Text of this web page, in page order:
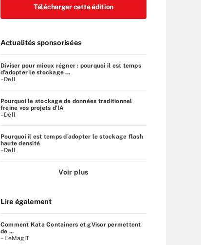
Télécharger cette édition
Actualités sponsorisées
Diviser pour mieux régner : pourquoi il est temps
d’adopter le stockage ...
–Dell
Pourquoi le stockage de données traditionnel
freine vos projets d’IA
–Dell
Pourquoi il est temps d’adopter le stockage flash
haute densité
–Dell
Voir plus
Lire également
Comment Kata Containers et gVisor permettent
de ...
– LeMagIT